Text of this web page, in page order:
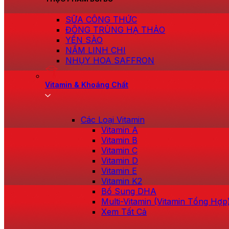
SỮA CÔNG THỨC
ĐÔNG TRÙNG HẠ THẢO
YẾN SÀO
NẤM LINH CHI
NHỤY HOA SAFFRON
Vitamin & Khoáng Chất
Các Loại Vitamin
Vitamin A
Vitamin B
Vitamin C
Vitamin D
Vitamin E
Vitamin K2
Bổ Sung DHA
Multi-Vitamin (Vitamin Tổng
Xem Tất Cả